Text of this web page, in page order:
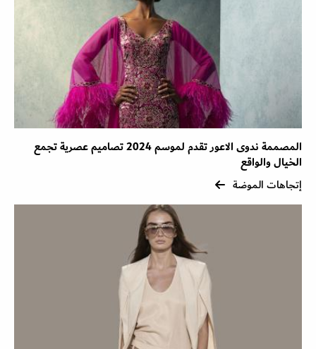
المصممة ندوى الاعور تقدم لموسم 2024 تصاميم عصرية تجمع
الخيال والواقع
إتجاهات الموضة